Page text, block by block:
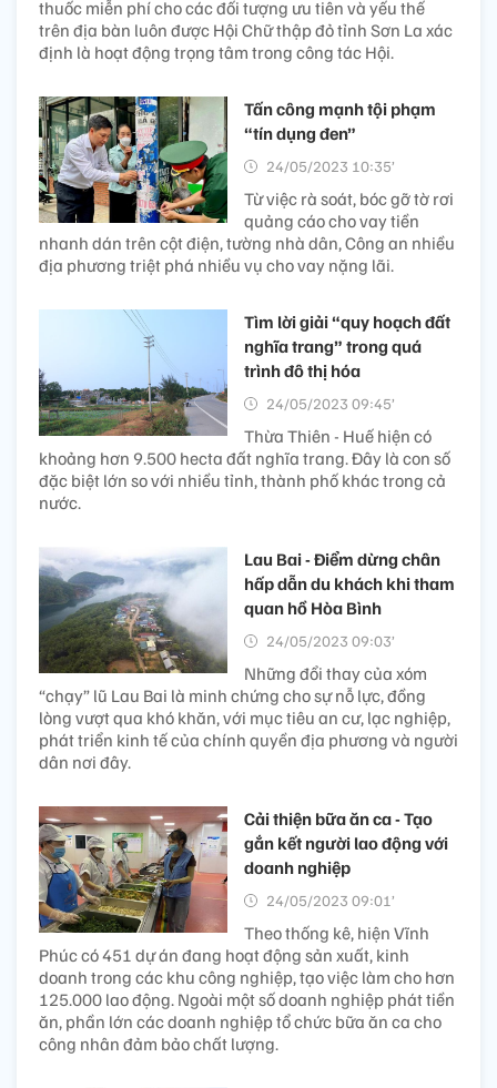
thuốc miễn phí cho các đối tượng ưu tiên và yếu thế
trên địa bàn luôn được Hội Chữ thập đỏ tỉnh Sơn La xác
định là hoạt động trọng tâm trong công tác Hội.
Tấn công mạnh tội phạm
“tín dụng đen”
24/05/2023 10:35’
Từ việc rà soát, bóc gỡ tờ rơi
quảng cáo cho vay tiền
nhanh dán trên cột điện, tường nhà dân, Công an nhiều
địa phương triệt phá nhiều vụ cho vay nặng lãi.
Tìm lời giải “quy hoạch đất
nghĩa trang” trong quá
trình đô thị hóa
24/05/2023 09:45’
Thừa Thiên - Huế hiện có
khoảng hơn 9.500 hecta đất nghĩa trang. Đây là con số
đặc biệt lớn so với nhiều tỉnh, thành phố khác trong cả
nước.
Lau Bai - Điểm dừng chân
hấp dẫn du khách khi tham
quan hồ Hòa Bình
24/05/2023 09:03’
Những đổi thay của xóm
“chạy” lũ Lau Bai là minh chứng cho sự nỗ lực, đồng
lòng vượt qua khó khăn, với mục tiêu an cư, lạc nghiệp,
phát triển kinh tế của chính quyền địa phương và người
dân nơi đây.
Cải thiện bữa ăn ca - Tạo
gắn kết người lao động với
doanh nghiệp
24/05/2023 09:01’
Theo thống kê, hiện Vĩnh
Phúc có 451 dự án đang hoạt động sản xuất, kinh
doanh trong các khu công nghiệp, tạo việc làm cho hơn
125.000 lao động. Ngoài một số doanh nghiệp phát tiền
ăn, phần lớn các doanh nghiệp tổ chức bữa ăn ca cho
công nhân đảm bảo chất lượng.